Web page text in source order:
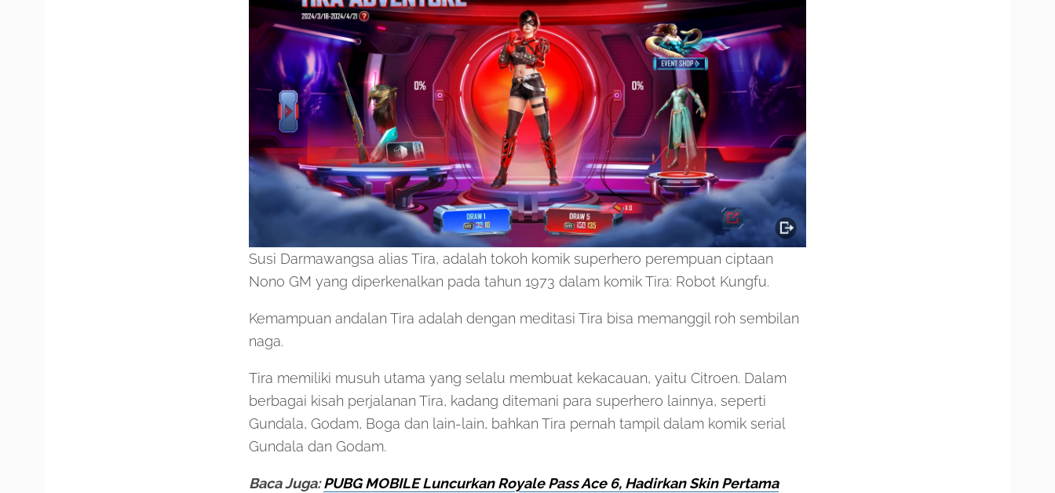
Susi Darmawangsa alias Tira, adalah tokoh komik superhero perempuan ciptaan
Nono GM yang diperkenalkan pada tahun 1973 dalam komik Tira: Robot Kungfu.
Kemampuan andalan Tira adalah dengan meditasi Tira bisa memanggil roh sembilan
naga.
Tira memiliki musuh utama yang selalu membuat kekacauan, yaitu Citroen. Dalam
berbagai kisah perjalanan Tira, kadang ditemani para superhero lainnya, seperti
Gundala, Godam, Boga dan lain-lain, bahkan Tira pernah tampil dalam komik serial
Gundala dan Godam.
Baca Juga:PUBG MOBILE Luncurkan Royale Pass Ace 6, Hadirkan Skin Pertama